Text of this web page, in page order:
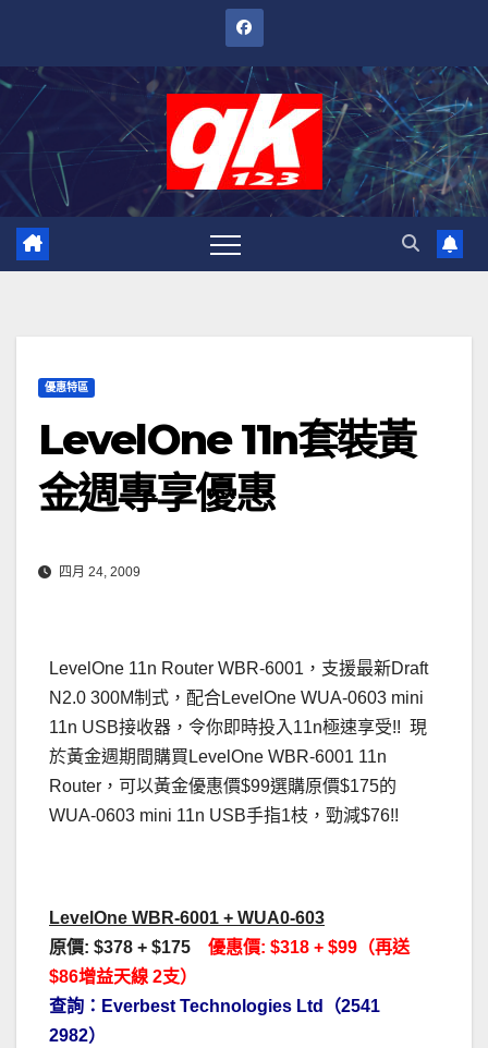
內
優惠特區
LevelOne 11n套裝黃
金週專享優惠
四月 24, 2009
LevelOne 11n Router WBR-6001，支援最新Draft
N2.0 300M制式，配合LevelOne WUA-0603 mini
11n USB接收器，令你即時投入11n極速享受!! 現
於黃金週期間購買LevelOne WBR-6001 11n
Router，可以黃金優惠價$99選購原價$175的
WUA-0603 mini 11n USB手指1枝，勁減$76!!
LevelOne WBR-6001 + WUA0-603
原價: $378 + $175 優惠價: $318 + $99（再送
$86增益天線 2支）
查詢：Everbest Technologies Ltd（2541
2982）